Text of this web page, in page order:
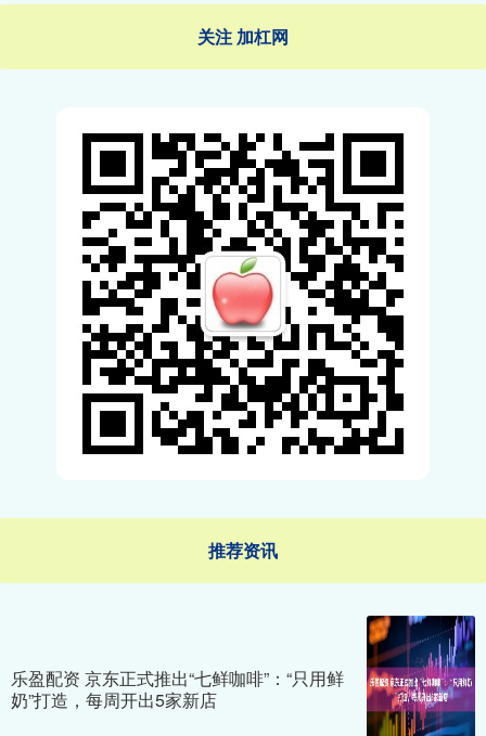
关注 加杠网
推荐资讯
乐盈配资 京东正式推出“七鲜咖啡”：“只用鲜
奶”打造，每周开出5家新店